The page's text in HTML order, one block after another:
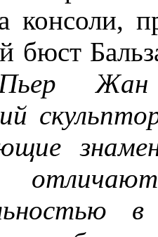
консоли,
бюст
Жан